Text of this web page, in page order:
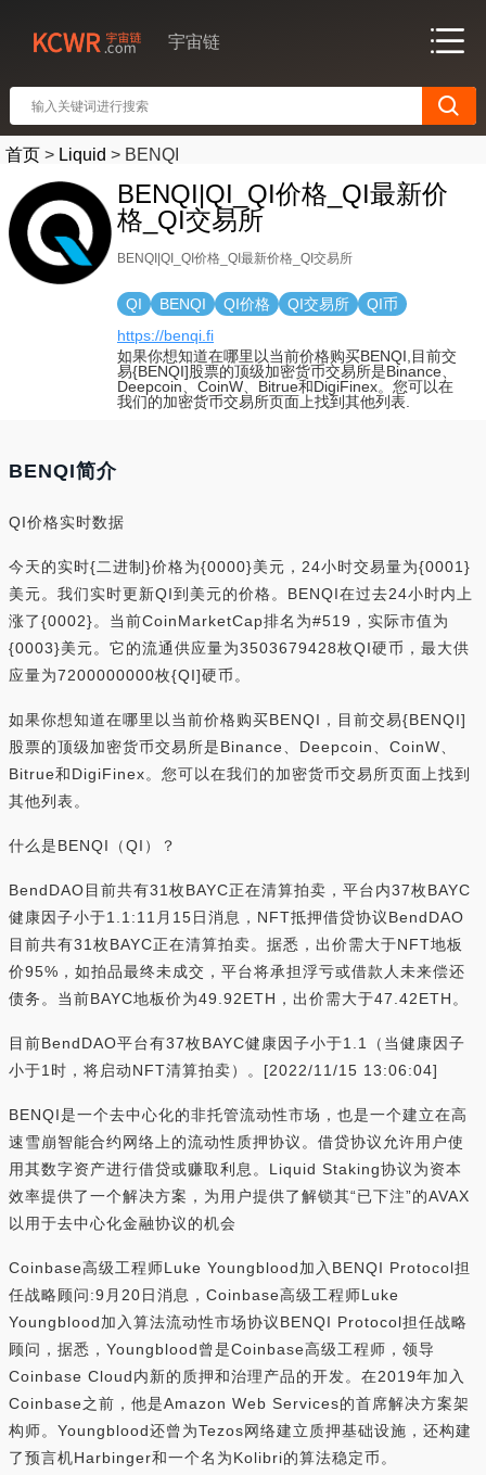
宇宙链
首页 > Liquid > BENQI
BENQI|QI_QI价格_QI最新价
格_QI交易所
BENQI|QI_QI价格_QI最新价格_QI交易所
QI BENQI QI价格 QI交易所
QI币
https://benqi.fi
如果你想知道在哪里以当前价格购买BENQI,目前交
易{BENQI]股票的顶级加密货币交易所是Binance、
Deepcoin、CoinW、Bitrue和DigiFinex。您可以在
我们的加密货币交易所页面上找到其他列表.
BENQI简介
QI价格实时数据
今天的实时{二进制}价格为{0000}美元，24小时交易量为{0001}
美元。我们实时更新QI到美元的价格。BENQI在过去24小时内上
涨了{0002}。当前CoinMarketCap排名为#519，实际市值为
{0003}美元。它的流通供应量为3503679428枚QI硬币，最大供
应量为7200000000枚{QI]硬币。
如果你想知道在哪里以当前价格购买BENQI，目前交易{BENQI]
股票的顶级加密货币交易所是Binance、Deepcoin、CoinW、
Bitrue和DigiFinex。您可以在我们的加密货币交易所页面上找到
其他列表。
什么是BENQI（QI）？
BendDAO目前共有31枚BAYC正在清算拍卖，平台内37枚BAYC
健康因子小于1.1:11月15日消息，NFT抵押借贷协议BendDAO
目前共有31枚BAYC正在清算拍卖。据悉，出价需大于NFT地板
价95%，如拍品最终未成交，平台将承担浮亏或借款人未来偿还
债务。当前BAYC地板价为49.92ETH，出价需大于47.42ETH。
目前BendDAO平台有37枚BAYC健康因子小于1.1（当健康因子
小于1时，将启动NFT清算拍卖）。[2022/11/15 13:06:04]
BENQI是一个去中心化的非托管流动性市场，也是一个建立在高
速雪崩智能合约网络上的流动性质押协议。借贷协议允许用户使
用其数字资产进行借贷或赚取利息。Liquid Staking协议为资本
效率提供了一个解决方案，为用户提供了解锁其“已下注”的AVAX
以用于去中心化金融协议的机会
Coinbase高级工程师Luke Youngblood加入BENQI Protocol担
任战略顾问:9月20日消息，Coinbase高级工程师Luke
Youngblood加入算法流动性市场协议BENQI Protocol担任战略
顾问，据悉，Youngblood曾是Coinbase高级工程师，领导
Coinbase Cloud内新的质押和治理产品的开发。在2019年加入
Coinbase之前，他是Amazon Web Services的首席解决方案架
构师。Youngblood还曾为Tezos网络建立质押基础设施，还构建
了预言机Harbinger和一个名为Kolibri的算法稳定币。